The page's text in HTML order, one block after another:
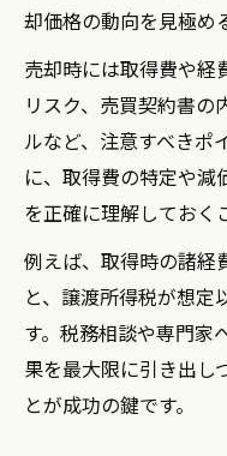
み合わせ
ワンルーム
クと対策
投資用不動産を
不動産売却
投資用ワン
極め方
不動産売却
ワンルーム
生前贈与と
移転戦略
却価格の動向を見極め
売却時には取得費や経
リスク、売買契約書
ルなど、注意すべきポ
に、取得費の特定や減
を正確に理解しておく
例えば、取得時の諸経
と、譲渡所得税が想定
す。税務相談や専門家
果を最大限に引き出し
とが成功の鍵です。